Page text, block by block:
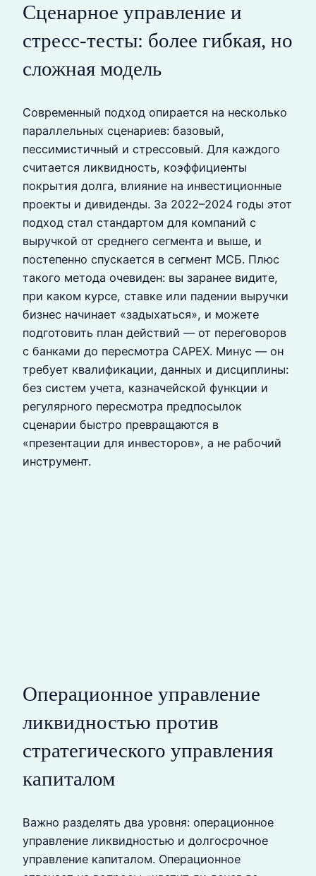
Сценарное управление и
стресс‑тесты: более гибкая, но
сложная модель
Современный подход опирается на несколько
параллельных сценариев: базовый,
пессимистичный и стрессовый. Для каждого
считается ликвидность, коэффициенты
покрытия долга, влияние на инвестиционные
проекты и дивиденды. За 2022–2024 годы этот
подход стал стандартом для компаний с
выручкой от среднего сегмента и выше, и
постепенно спускается в сегмент МСБ. Плюс
такого метода очевиден: вы заранее видите,
при каком курсе, ставке или падении выручки
бизнес начинает «задыхаться», и можете
подготовить план действий — от переговоров
с банками до пересмотра CAPEX. Минус — он
требует квалификации, данных и дисциплины:
без систем учета, казначейской функции и
регулярного пересмотра предпосылок
сценарии быстро превращаются в
«презентации для инвесторов», а не рабочий
инструмент.
Операционное управление
ликвидностью против
стратегического управления
капиталом
Важно разделять два уровня: операционное
управление ликвидностью и долгосрочное
управление капиталом. Операционное